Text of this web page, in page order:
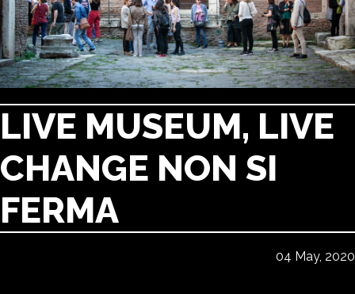
LIVE MUSEUM, LIVE
CHANGE NON SI
FERMA
04 May, 2020